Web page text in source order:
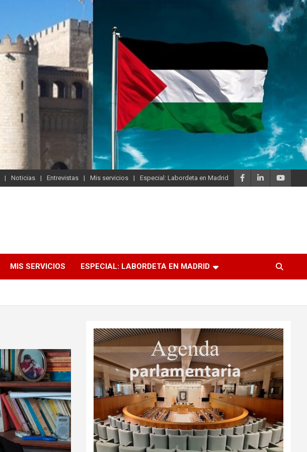
Noticias Entrevistas Mis servicios Especial: Labordeta en Madrid
MIS SERVICIOS ESPECIAL: LABORDETA EN MADRID